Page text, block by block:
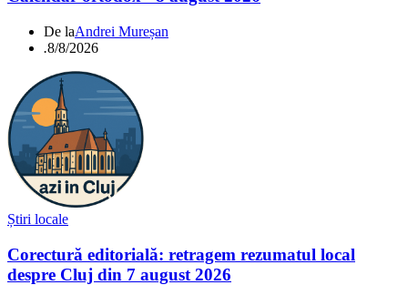
De laAndrei Mureșan
.8/8/2026
Știri locale
Corectură editorială: retragem rezumatul local
despre Cluj din 7 august 2026